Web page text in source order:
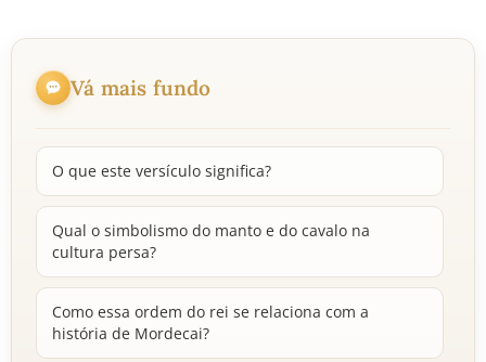
Vá mais fundo
O que este versículo significa?
Qual o simbolismo do manto e do cavalo na
cultura persa?
Como essa ordem do rei se relaciona com a
história de Mordecai?